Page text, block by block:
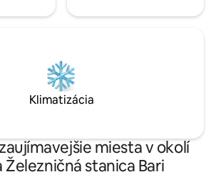
Klimatizácia
miesta v okolí
Železničná stanica Bari